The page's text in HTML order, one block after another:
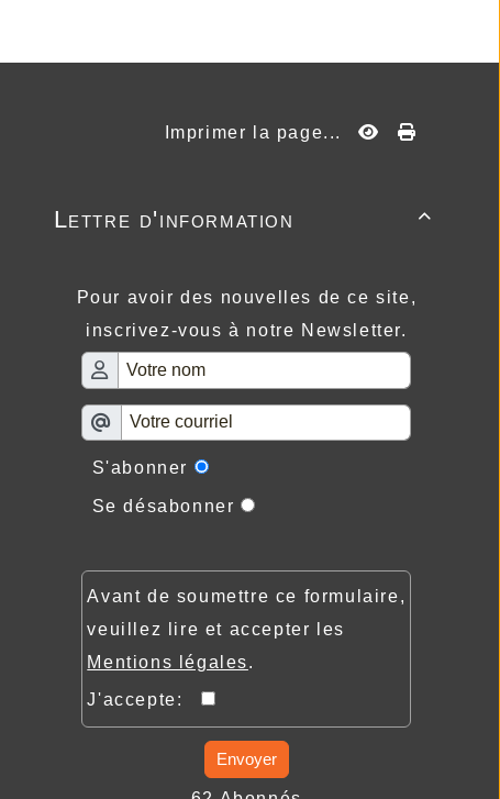
Imprimer la page...

Lettre d'information
Pour avoir des nouvelles de ce site,
inscrivez-vous à notre Newsletter.
S'abonner
Se désabonner
Avant de soumettre ce formulaire,
veuillez lire et accepter les
Mentions légales.
J'accepte:
Envoyer